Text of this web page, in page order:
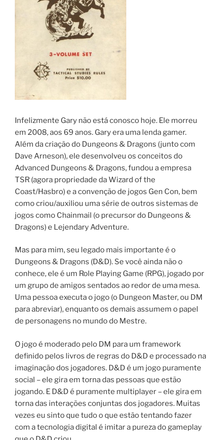
Infelizmente Gary não está conosco hoje. Ele morreu
em 2008, aos 69 anos. Gary era uma lenda gamer.
Além da criação do Dungeons & Dragons (junto com
Dave Arneson), ele desenvolveu os conceitos do
Advanced Dungeons & Dragons, fundou a empresa
TSR (agora propriedade da Wizard of the
Coast/Hasbro) e a convenção de jogos Gen Con, bem
como criou/auxiliou uma série de outros sistemas de
jogos como Chainmail (o precursor do Dungeons &
Dragons) e Lejendary Adventure.
Mas para mim, seu legado mais importante é o
Dungeons & Dragons (D&D). Se você ainda não o
conhece, ele é um Role Playing Game (RPG), jogado por
um grupo de amigos sentados ao redor de uma mesa.
Uma pessoa executa o jogo (o Dungeon Master, ou DM
para abreviar), enquanto os demais assumem o papel
de personagens no mundo do Mestre.
O jogo é moderado pelo DM para um framework
definido pelos livros de regras do D&D e processado na
imaginação dos jogadores. D&D é um jogo puramente
social – ele gira em torna das pessoas que estão
jogando. E D&D é puramente multiplayer – ele gira em
torna das interações conjuntas dos jogadores. Muitas
vezes eu sinto que tudo o que estão tentando fazer
com a tecnologia digital é imitar a pureza do gameplay